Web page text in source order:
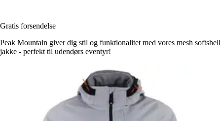
Gratis forsendelse
Peak Mountain giver dig stil og funktionalitet med vores mesh softshell
jakke - perfekt til udendørs eventyr!